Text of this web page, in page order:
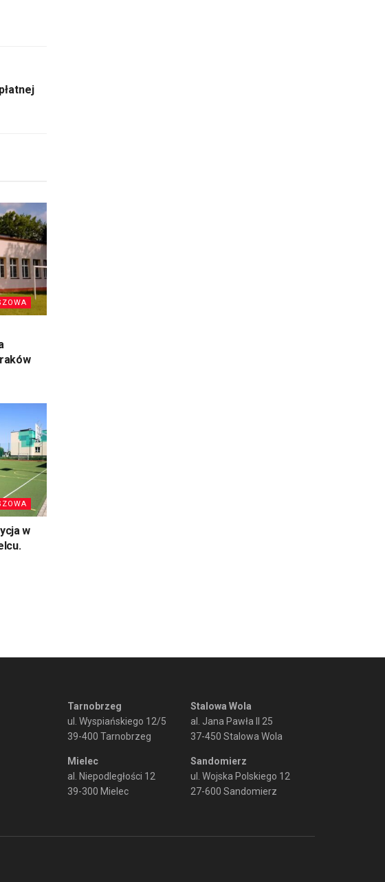
w
Tarnobrzeg
ul. Wyspiańskiego 12/5
39-400 Tarnobrzeg
Mielec
al. Niepodległości 12
39-300 Mielec
Stalowa Wola
al. Jana Pawła II 25
37-450 Stalowa Wola
Sandomierz
ul. Wojska Polskiego 12
27-600 Sandomierz